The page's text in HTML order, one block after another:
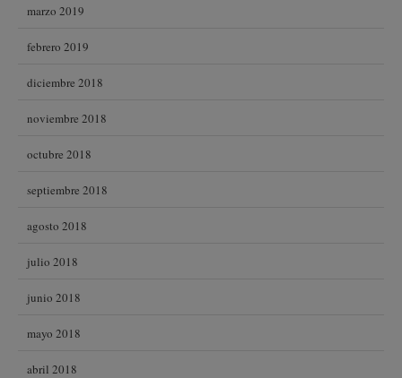
marzo 2019
febrero 2019
diciembre 2018
noviembre 2018
octubre 2018
septiembre 2018
agosto 2018
julio 2018
junio 2018
mayo 2018
abril 2018